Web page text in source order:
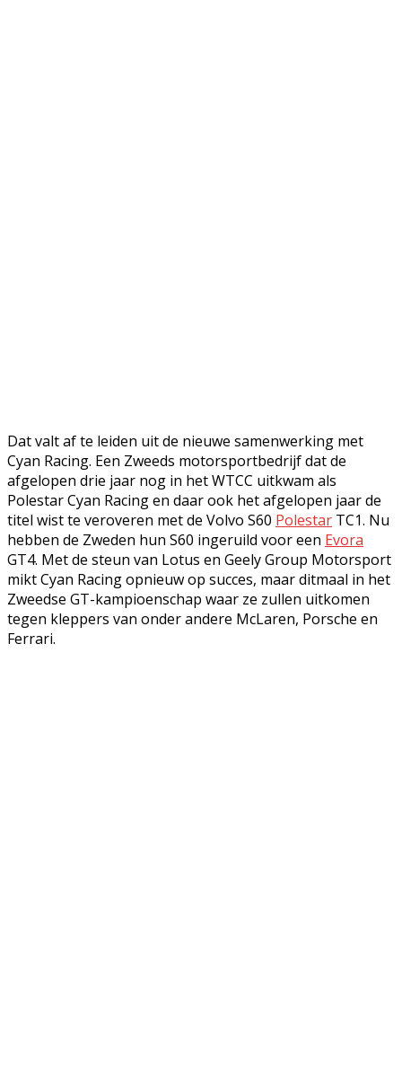
Dat valt af te leiden uit de nieuwe samenwerking met
Cyan Racing. Een Zweeds motorsportbedrijf dat de
afgelopen drie jaar nog in het WTCC uitkwam als
Polestar Cyan Racing en daar ook het afgelopen jaar de
titel wist te veroveren met de Volvo S60 Polestar TC1. Nu
hebben de Zweden hun S60 ingeruild voor een Evora
GT4. Met de steun van Lotus en Geely Group Motorsport
mikt Cyan Racing opnieuw op succes, maar ditmaal in het
Zweedse GT-kampioenschap waar ze zullen uitkomen
tegen kleppers van onder andere McLaren, Porsche en
Ferrari.